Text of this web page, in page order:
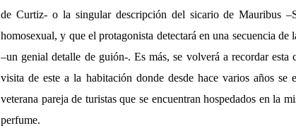
de Curtiz- o la singular descripción del sicario de Mauribus
homosexual, y que el protagonista detectará en una secuencia
–un genial detalle de guión-. Es más, se volverá a recordar esta
visita de este a la habitación donde desde hace varios años se
veterana pareja de turistas que se encuentran hospedados en la
perfume.